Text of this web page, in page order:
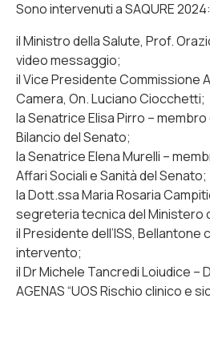
Sono intervenuti a SAQURE 2024:
il Ministro della Salute, Prof.
video messaggio;
il Vice Presidente Commissione
Camera, On. Luciano Ciocchetti;
la Senatrice Elisa Pirro –
Bilancio del Senato;
la Senatrice Elena Murelli –
Affari Sociali e Sanità del Senato;
la Dott.ssa Maria Rosaria
segreteria tecnica del Ministero
il Presidente dell’ISS, Bellantone
intervento;
il Dr Michele Tancredi Loiudice –
AGENAS “UOS Rischio clinico e